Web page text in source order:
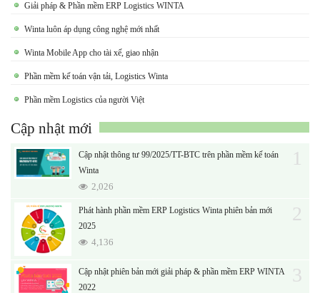
Giải pháp & Phần mềm ERP Logistics WINTA
Winta luôn áp dụng công nghệ mới nhất
Winta Mobile App cho tài xế, giao nhận
Phần mềm kế toán vận tải, Logistics Winta
Phần mềm Logistics của người Việt
Cập nhật mới
Cập nhật thông tư 99/2025/TT-BTC trên phần mềm kế toán
Winta
2,026
1
Phát hành phần mềm ERP Logistics Winta phiên bản mới
2025
4,136
2
Cập nhật phiên bản mới giải pháp & phần mềm ERP WINTA
2022
3